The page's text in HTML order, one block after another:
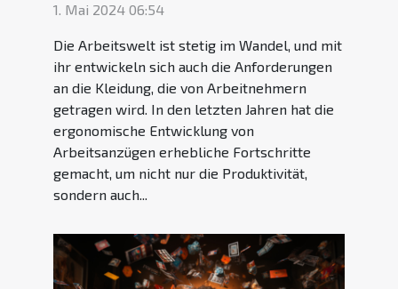
Gesundheit von Arbeitern
1. Mai 2024 06:54
Die Arbeitswelt ist stetig im Wandel, und mit
ihr entwickeln sich auch die Anforderungen
an die Kleidung, die von Arbeitnehmern
getragen wird. In den letzten Jahren hat die
ergonomische Entwicklung von
Arbeitsanzügen erhebliche Fortschritte
gemacht, um nicht nur die Produktivität,
sondern auch...